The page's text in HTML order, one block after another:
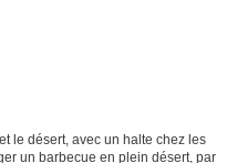
le désert, avec un halte chez les
un barbecue en plein désert, par